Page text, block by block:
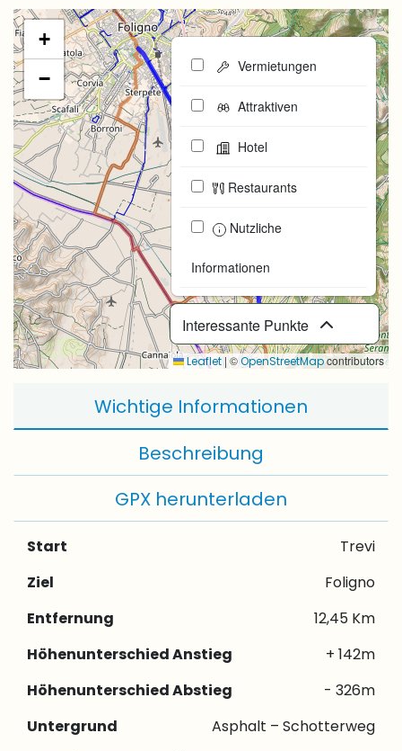
+
−
Interessante Punkte
Vermietungen
Attraktiven
Hotel
Restaurants
Nutzliche
Informationen
Leaflet | ©OpenStreetMapcontributors
Wichtige Informationen
Beschreibung
GPX herunterladen
Start
Trevi
Ziel
Foligno
Entfernung
12,45 Km
Höhenunterschied Anstieg
+ 142m
Höhenunterschied Abstieg
- 326m
Untergrund
Asphalt – Schotterweg